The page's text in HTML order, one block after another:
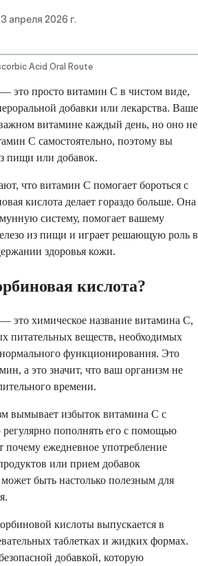
3 апреля 2026 г.
Acid Oral Route
это просто витамин C в чистом виде,
добавки или лекарства. Ваше
витамине каждый день, но оно не
C самостоятельно, поэтому вы
пищи или добавок.
что витамин C помогает бороться с
кислота делает гораздо больше. Она
систему, помогает вашему
из пищи и играет решающую роль в
здоровья кожи.
кислота?
это химическое название витамина C,
питательных веществ, необходимых
функционирования. Это
а это значит, что ваш организм не
времени.
вымывает избыток витамина C с
пополнять его с помощью
почему ежедневное употребление
или прием добавок
быть настолько полезным для
кислоты выпускается в
таблетках и жидких формах.
добавкой, которую